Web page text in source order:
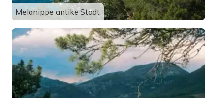
Melanippe antike Stadt